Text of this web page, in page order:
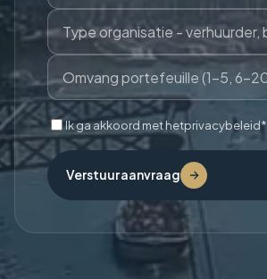
Ik ga akkoord met hetprivacybeleid*
Verstuur aanvraag